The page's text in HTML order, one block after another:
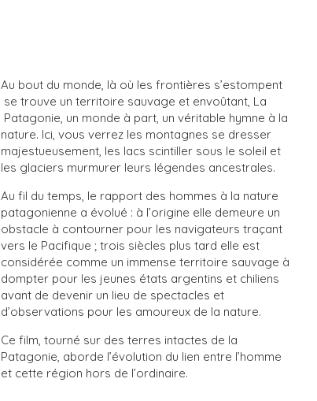
Au bout du monde, là où les frontières s’estompent
se trouve un territoire sauvage et envoûtant, La
Patagonie, un monde à part, un véritable hymne à la
nature. Ici, vous verrez les montagnes se dresser
majestueusement, les lacs scintiller sous le soleil et
les glaciers murmurer leurs légendes ancestrales.
Au fil du temps, le rapport des hommes à la nature
patagonienne a évolué : à l’origine elle demeure un
obstacle à contourner pour les navigateurs traçant
vers le Pacifique ; trois siècles plus tard elle est
considérée comme un immense territoire sauvage à
dompter pour les jeunes états argentins et chiliens
avant de devenir un lieu de spectacles et
d’observations pour les amoureux de la nature.
Ce film, tourné sur des terres intactes de la
Patagonie, aborde l’évolution du lien entre l’homme
et cette région hors de l’ordinaire.